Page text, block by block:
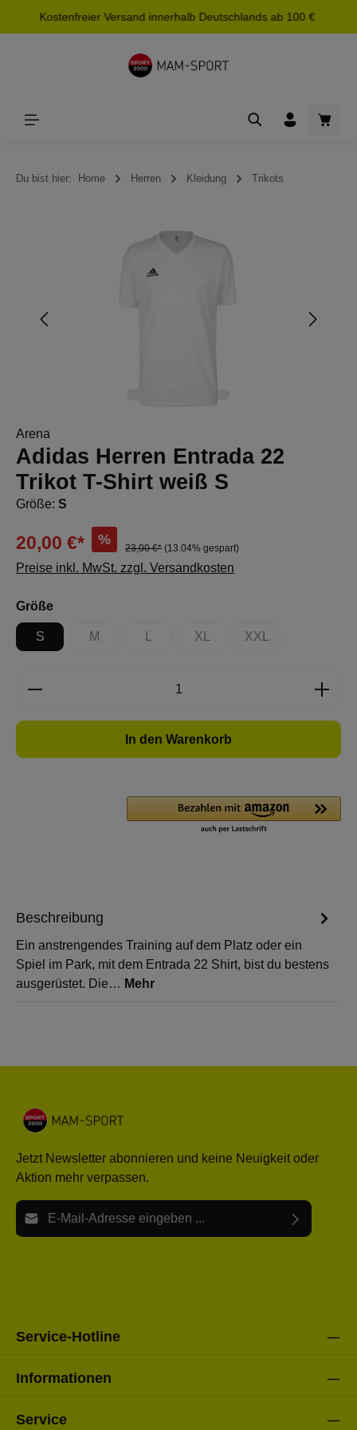
springen
Kostenfreier Versand innerhalb Deutschlands ab 100 €
Du bist hier: Home Herren Kleidung Trikots
Bildergalerie überspringen
Arena
Adidas Herren Entrada 22
Trikot T-Shirt weiß S
Größe: S
20,00 €* %
23,00 €* (13.04% gespart)
Preise inkl. MwSt. zzgl. Versandkosten
Größeauswählen
S M
(Diese Option ist zurzeit nicht verfügbar.)
(Diese Option ist zurzeit nicht verfügbar.)
XL
(Diese Option ist zurzeit nicht
XXL
(Diese Option ist
Produkt Anzahl: Gib den gewünschten
In den Warenkorb
Beschreibung
Ein anstrengendes Training auf dem Platz oder ein
Spiel im Park, mit dem Entrada 22 Shirt, bist du bestens
ausgerüstet. Die… Mehr
Jetzt Newsletter abonnieren und keine Neuigkeit oder
Aktion mehr verpassen.
E-Mail-Adresse*
Service-Hotline
Informationen
Service